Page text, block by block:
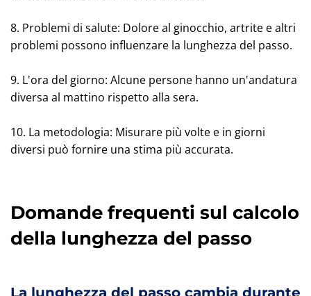
8. Problemi di salute: Dolore al ginocchio, artrite e altri
problemi possono influenzare la lunghezza del passo.
9. L'ora del giorno: Alcune persone hanno un'andatura
diversa al mattino rispetto alla sera.
10. La metodologia: Misurare più volte e in giorni
diversi può fornire una stima più accurata.
Domande frequenti sul calcolo
della lunghezza del passo
La lunghezza del passo cambia durante